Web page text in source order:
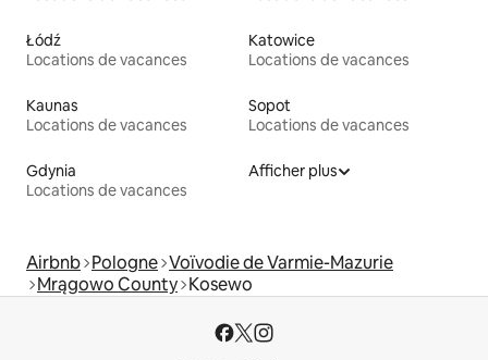
Łódź
Locations de vacances
Katowice
Locations de vacances
Kaunas
Locations de vacances
Sopot
Locations de vacances
Gdynia
Locations de vacances
Afficher plus
Airbnb Pologne Voïvodie de Varmie-Mazurie
Mrągowo County Kosewo